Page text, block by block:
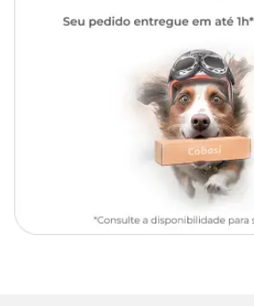
Tamanho
(cm)
(cm)
36 22
46 28
56 35